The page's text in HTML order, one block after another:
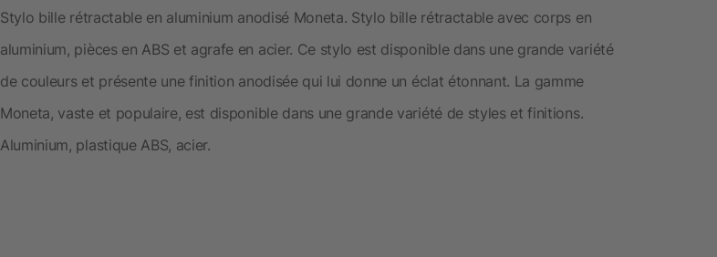
Stylo bille rétractable en aluminium anodisé Moneta. Stylo bille rétractable avec corps en
aluminium, pièces en ABS et agrafe en acier. Ce stylo est disponible dans une grande variété
de couleurs et présente une finition anodisée qui lui donne un éclat étonnant. La gamme
Moneta, vaste et populaire, est disponible dans une grande variété de styles et finitions.
Aluminium, plastique ABS, acier.